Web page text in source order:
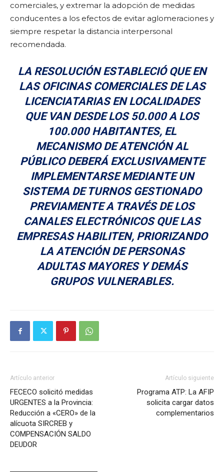
comerciales, y extremar la adopción de medidas
conducentes a los efectos de evitar aglomeraciones y
siempre respetar la distancia interpersonal
recomendada.
LA RESOLUCIÓN ESTABLECIÓ QUE EN
LAS OFICINAS COMERCIALES DE LAS
LICENCIATARIAS EN LOCALIDADES
QUE VAN DESDE LOS 50.000 A LOS
100.000 HABITANTES, EL
MECANISMO DE ATENCIÓN AL
PÚBLICO DEBERÁ EXCLUSIVAMENTE
IMPLEMENTARSE MEDIANTE UN
SISTEMA DE TURNOS GESTIONADO
PREVIAMENTE A TRAVÉS DE LOS
CANALES ELECTRÓNICOS QUE LAS
EMPRESAS HABILITEN, PRIORIZANDO
LA ATENCIÓN DE PERSONAS
ADULTAS MAYORES Y DEMÁS
GRUPOS VULNERABLES.
Artículo anterior
FECECO solicitó medidas
URGENTES a la Provincia:
Reducción a «CERO» de la
alícuota SIRCREB y
COMPENSACIÓN SALDO
DEUDOR
Artículo siguiente
Programa ATP: La AFIP
solicita cargar datos
complementarios